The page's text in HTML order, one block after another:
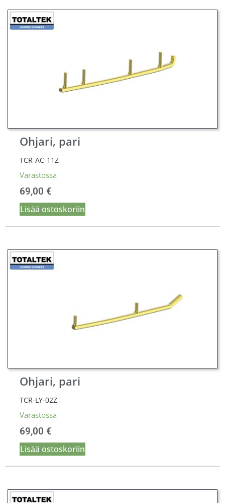
Ohjari, pari
TCR-AC-11Z
Varastossa
69,00 €
Lisää ostoskoriin
Ohjari, pari
TCR-LY-02Z
Varastossa
69,00 €
Lisää ostoskoriin